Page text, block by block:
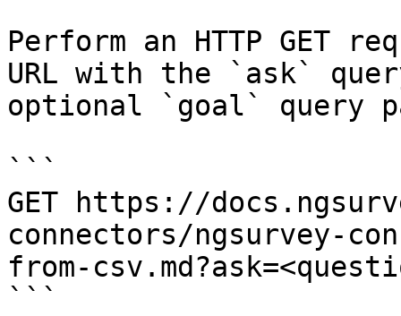
Perform an HTTP GET
URL with the `ask`
optional `goal` query
```
GET https://
connectors/ngsurvey-
from-
```